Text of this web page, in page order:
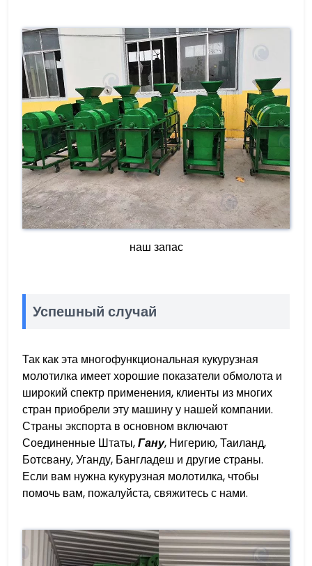
наш запас
Успешный случай
Так как эта многофункциональная кукурузная
молотилка имеет хорошие показатели обмолота и
широкий спектр применения, клиенты из многих
стран приобрели эту машину у нашей компании.
Страны экспорта в основном включают
Соединенные Штаты,Гану, Нигерию, Таиланд,
Ботсвану, Уганду, Бангладеш и другие страны.
Если вам нужна кукурузная молотилка, чтобы
помочь вам, пожалуйста, свяжитесь с нами.